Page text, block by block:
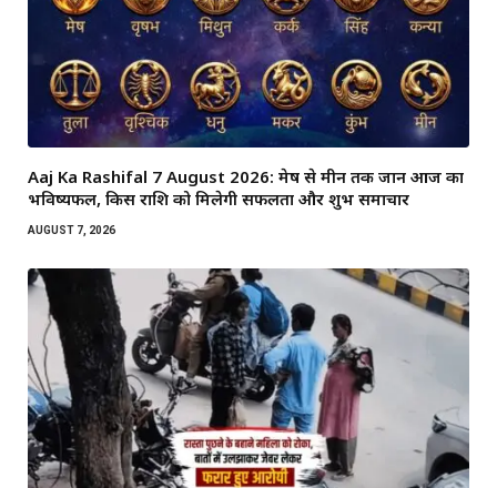
Aaj Ka Rashifal 7 August 2026: मेष से मीन तक जानें आज का
भविष्यफल, किस राशि को मिलेगी सफलता और शुभ समाचार
AUGUST 7, 2026